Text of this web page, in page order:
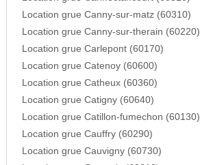
Location grue Canny-sur-matz (60310)
Location grue Canny-sur-therain (60220)
Location grue Carlepont (60170)
Location grue Catenoy (60600)
Location grue Catheux (60360)
Location grue Catigny (60640)
Location grue Catillon-fumechon (60130)
Location grue Cauffry (60290)
Location grue Cauvigny (60730)